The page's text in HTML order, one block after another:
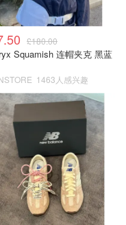
£180.00
Squamish 连帽夹克 黑蓝
1463人感兴趣